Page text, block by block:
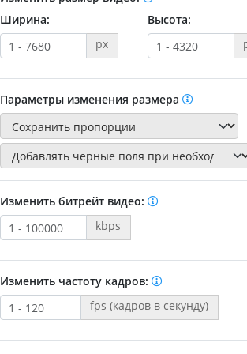
Ширина:
px
Высота:
Параметры изменения размера
Изменить битрейт видео:
kbps
Изменить частоту кадров:
fps (кадров в секунду)